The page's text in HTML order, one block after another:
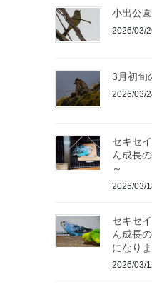
小出公
2026/03/
3月初旬
2026/03/
セキセ
ん成長
～
2026/03/
セキセ
ん成長
になり
2026/03/